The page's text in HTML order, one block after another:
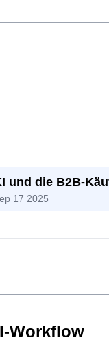
und die B2B-
17 2025
Workflow